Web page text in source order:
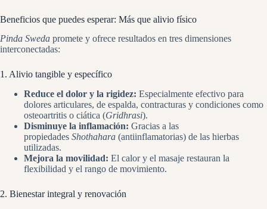
Beneficios que puedes esperar: Más que alivio físico
Pinda Sweda promete y ofrece resultados en tres dimensiones
interconectadas:
1. Alivio tangible y específico
Reduce el dolor y la rigidez: Especialmente efectivo para
dolores articulares, de espalda, contracturas y condiciones como
osteoartritis o ciática (Gridhrasi).
Disminuye la inflamación: Gracias a las
propiedades Shothahara (antiinflamatorias) de las hierbas
utilizadas.
Mejora la movilidad: El calor y el masaje restauran la
flexibilidad y el rango de movimiento.
2. Bienestar integral y renovación